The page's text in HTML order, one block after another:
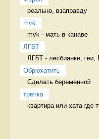
реально, взаправду
mvk
mvk - мать в канаве
ЛГБТ
ЛГБТ - лесбиянки, геи,
Обрюхатить
Сделать беременной
трепка
квартира или хата где